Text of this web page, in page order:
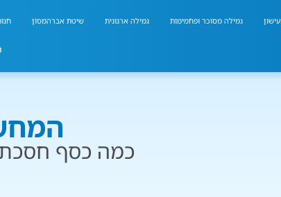
גמילה מסוכר ופחמימות גמילה ארגונית שיטת אברהמסון
כמה כסף חסכת